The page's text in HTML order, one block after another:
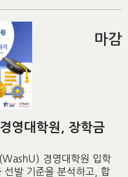
영대학원, 장학금
경영대학원 입학
선발 기준을 분석하고, 합
마감